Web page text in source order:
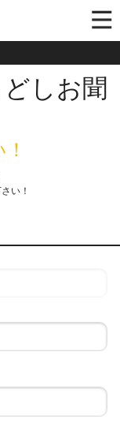
しお聞
い！